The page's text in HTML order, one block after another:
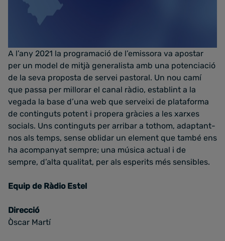
A l’any 2021 la programació de l’emissora va apostar
per un model de mitjà generalista amb una potenciació
de la seva proposta de servei pastoral. Un nou camí
que passa per millorar el canal ràdio, establint a la
vegada la base d’una web que serveixi de plataforma
de continguts potent i propera gràcies a les xarxes
socials. Uns continguts per arribar a tothom, adaptant-
nos als temps, sense oblidar un element que també ens
ha acompanyat sempre; una música actual i de
sempre, d’alta qualitat, per als esperits més sensibles.
Equip de Ràdio Estel
Direcció
Òscar Martí